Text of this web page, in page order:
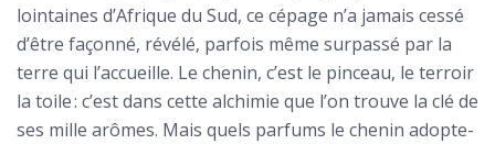
lointaines d’Afrique du Sud, ce cépage n’a jamais cessé
d’être façonné, révélé, parfois même surpassé par la
terre qui l’accueille. Le chenin, c’est le pinceau, le terroir
la toile : c’est dans cette alchimie que l’on trouve la clé de
ses mille arômes. Mais quels parfums le chenin adopte-